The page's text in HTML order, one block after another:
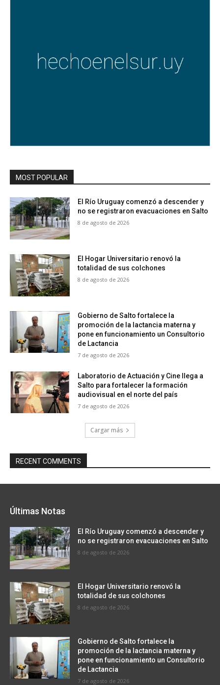
MOST POPULAR
El Río Uruguay comenzó a descender y
no se registraron evacuaciones en Salto
8 de agosto de 2026
El Hogar Universitario renovó la
totalidad de sus colchones
8 de agosto de 2026
Gobierno de Salto fortalece la
promoción de la lactancia materna y
pone en funcionamiento un Consultorio
de Lactancia
7 de agosto de 2026
Laboratorio de Actuación y Cine llega a
Salto para fortalecer la formación
audiovisual en el norte del país
7 de agosto de 2026
Cargar más
RECENT COMMENTS
Últimas Notas
El Río Uruguay comenzó a descender y
no se registraron evacuaciones en Salto
8 de agosto de 2026
El Hogar Universitario renovó la
totalidad de sus colchones
8 de agosto de 2026
Gobierno de Salto fortalece la
promoción de la lactancia materna y
pone en funcionamiento un Consultorio
de Lactancia
7 de agosto de 2026